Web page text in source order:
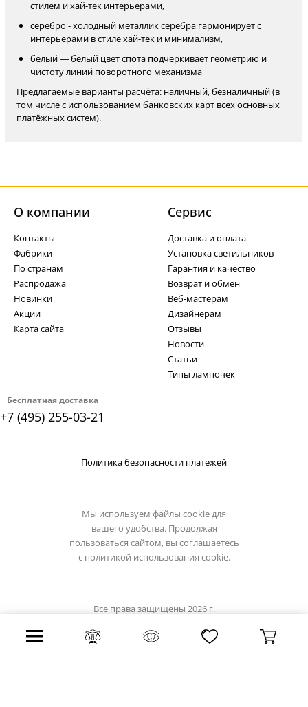
стилем и хай-тек интерьерами,
серебро - холодный металлик серебра гармонирует с
интерьерами в стиле хай-тек и минимализм,
белый — белый цвет спота подчеркивает геометрию и
чистоту линий поворотного механизма
Предлагаемые варианты расчёта: наличный, безналичный (в
том числе с использованием банковских карт всех основных
платёжных систем).
Бесплатная доставка
+7 (495) 255-03-21
О компании
Контакты
Фабрики
По странам
Распродажа
Новинки
Акции
Карта сайта
Cервис
Доставка и оплата
Установка светильников
Гарантия и качество
Возврат и обмен
Веб-мастерам
Дизайнерам
Отзывы
Новости
Статьи
Типы лампочек
Политика безопасности платежей
Мы используем файлы cookie для
вашего удобства. Продолжая
пользоваться сайтом, вы соглашаетесь
с политикой использования cookie.
Все права защищены 2026 г.